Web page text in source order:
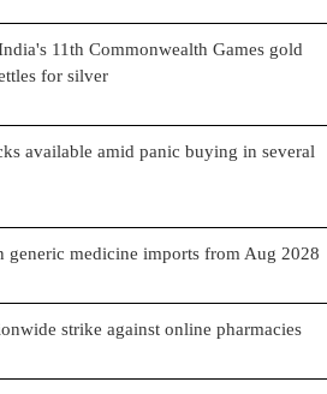
11th Commonwealth Games gold
for silver
available amid panic buying in several
generic medicine imports from Aug 2028
strike against online pharmacies